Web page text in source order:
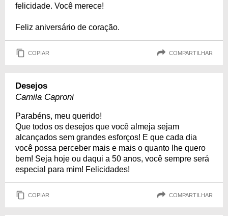
felicidade. Você merece!
Feliz aniversário de coração.
COPIAR COMPARTILHAR
Desejos
Camila Caproni
Parabéns, meu querido!
Que todos os desejos que você almeja sejam
alcançados sem grandes esforços! E que cada dia
você possa perceber mais e mais o quanto lhe quero
bem! Seja hoje ou daqui a 50 anos, você sempre será
especial para mim! Felicidades!
COPIAR COMPARTILHAR